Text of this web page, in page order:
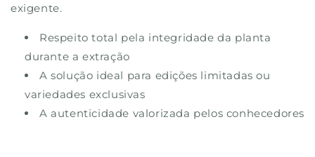
exigente.
Respeito total pela integridade da planta
durante a extração
A solução ideal para edições limitadas ou
variedades exclusivas
A autenticidade valorizada pelos conhecedores